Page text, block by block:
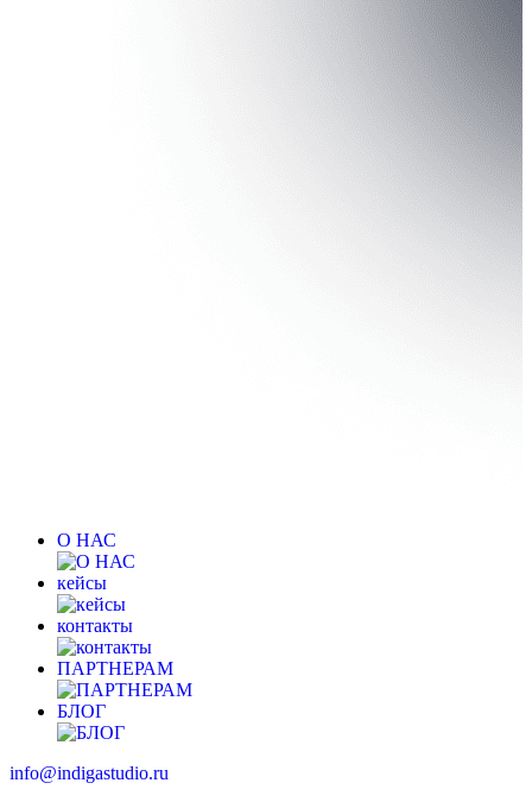
О НАС
кейсы
контакты
ПАРТНЕРАМ
БЛОГ
info@indigastudio.ru